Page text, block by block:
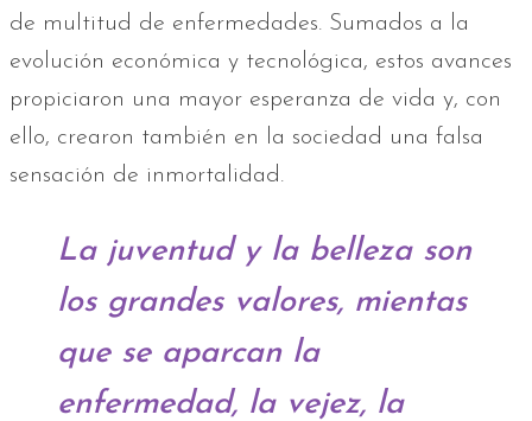
de multitud de enfermedades. Sumados a la
evolución económica y tecnológica, estos avances
propiciaron una mayor esperanza de vida y, con
ello, crearon también en la sociedad una falsa
sensación de inmortalidad.
La juventud y la belleza son
los grandes valores, mientas
que se aparcan la
enfermedad, la vejez, la